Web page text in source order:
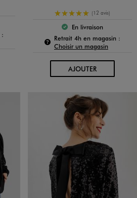
disponible :
:Pour connaître la disponibilité de ce produit :
5/5 de moyenne
(12 avis)
Le produit est
En livraison
Retrait 4h en magasin :
Choisir un magasin
AJOUTERAU PANIER